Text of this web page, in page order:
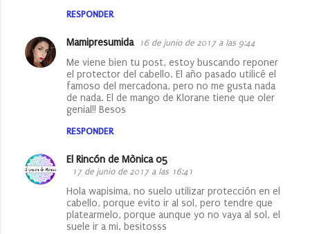
RESPONDER
Mamipresumida 16 de junio de 2017 a las 9:44
Me viene bien tu post, estoy buscando reponer
el protector del cabello. El año pasado utilicé el
famoso del mercadona, pero no me gusta nada
de nada. El de mango de Klorane tiene que oler
genial!! Besos
RESPONDER
El Rincón de Mònica 05
17 de junio de 2017 a las 16:41
Hola wapisima, no suelo utilizar protección en el
cabello, porque evito ir al sol, pero tendre que
platearmelo, porque aunque yo no vaya al sol, el
suele ir a mi. besitosss